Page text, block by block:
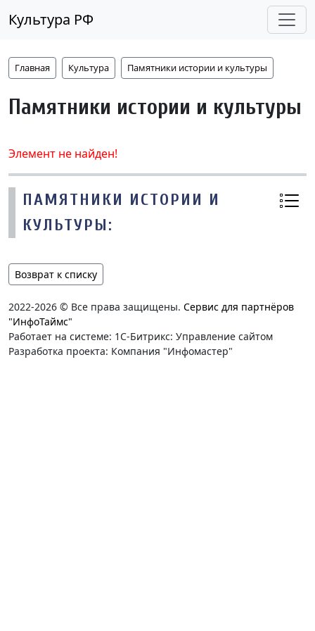
Культура РФ
Главная Культура Памятники истории и культуры
Памятники истории и культуры
Элемент не найден!
ПАМЯТНИКИ ИСТОРИИ И
КУЛЬТУРЫ:
Возврат к списку
2022-2026 © Все права защищены. Сервис для партнёров
"ИнфоТаймс"
Работает на системе: 1С-Битрикс: Управление сайтом
Разработка проекта: Компания "Инфомастер"